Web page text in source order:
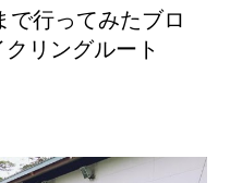
で行ってみたブロ
リングルート